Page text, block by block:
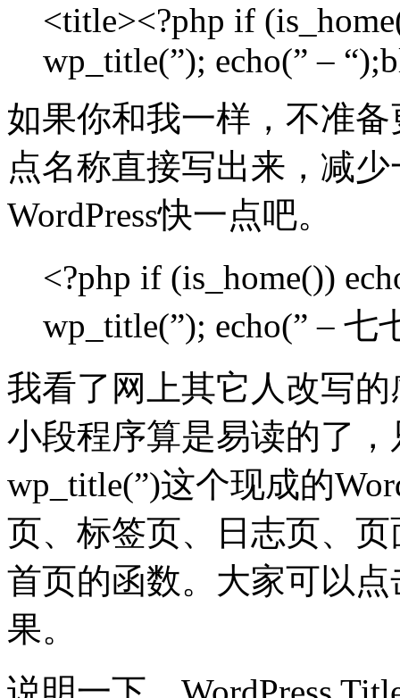
<title><?php if
wp_title(”); echo(” –
如果你和我一样，不准
点名称直接写出来，减
WordPress快一点吧。
<?php if (is_home())
wp_title(”); echo(” – 七
我看了网上其它人改写
小段程序算是易读的了
wp_title(”)这个现成的
页、标签页、日志页、
首页的函数。大家可以
果。